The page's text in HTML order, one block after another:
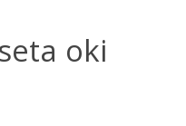
oki